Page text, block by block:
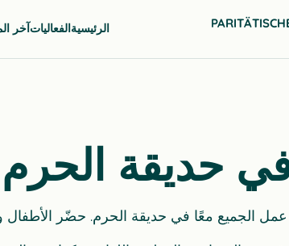
الرئيسيةالفعالياتآخر
حديقة الحرم